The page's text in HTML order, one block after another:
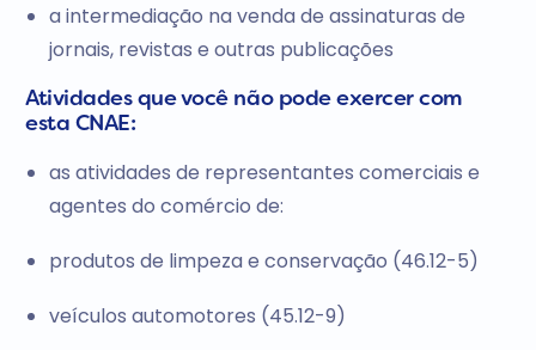
a intermediação na venda de assinaturas de
jornais, revistas e outras publicações
Atividades que você não pode exercer com
esta CNAE:
as atividades de representantes comerciais e
agentes do comércio de:
produtos de limpeza e conservação (46.12-5)
veículos automotores (45.12-9)